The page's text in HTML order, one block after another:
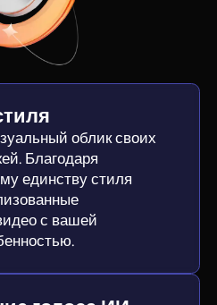
облик своих
Благодаря
единству стиля
с вашей